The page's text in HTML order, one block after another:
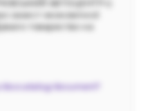
захист економічної
товариство на
document?